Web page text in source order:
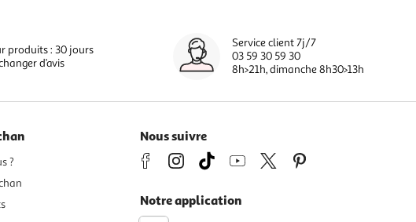
produits : 30 jours
d’avis
Service client 7j/7
03 59 30 59 30
8h>21h, dimanche 8h30>13h
?
Nous suivre
Notre application